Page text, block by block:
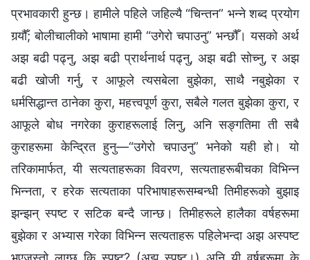
प्रभावकारी हुन्छ। हामीले पहिले जहिल्यै “चिन्तन” भन्ने शब्द प्रयोग
गर्‍यौँ; बोलीचालीको भाषामा हामी “उगेरो चपाउनु” भन्छौँ। यसको अर्थ
अझ बढी पढ्नु, अझ बढी प्रार्थनार्थ पढ्नु, अझ बढी सोच्नु, र अझ
बढी खोजी गर्नु, र आफूले त्यसबेला बुझेका, साथै नबुझेका र
धर्मसिद्धान्त ठानेका कुरा, महत्त्वपूर्ण कुरा, सबैले गलत बुझेका कुरा, र
आफूले बोध नगरेका कुराहरूलाई लिनु, अनि सङ्गतिमा ती सबै
कुराहरूमा केन्द्रित हुनु—“उगेरो चपाउनु” भनेको यही हो। यो
तरिकामार्फत, यी सत्यताहरूका विवरण, सत्यताहरूबीचका विभिन्न
भिन्नता, र हरेक सत्यताका परिभाषाहरूसम्बन्धी तिमीहरूको बुझाइ
झन्झन् स्पष्ट र सटिक बन्दै जान्छ। तिमीहरूले हालैका वर्षहरूमा
बुझेका र अभ्यास गरेका विभिन्न सत्यताहरू पहिलेभन्दा अझ अस्पष्ट